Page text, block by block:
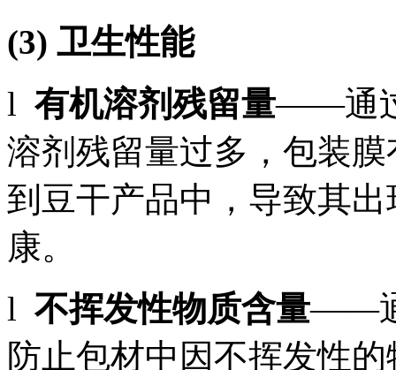
(3) 卫生性能
l 有机溶剂残留量——通
溶剂残留量过多，包装
到豆干产品中，导致其
康。
l 不挥发性物质含量——
防止包材中因不挥发性